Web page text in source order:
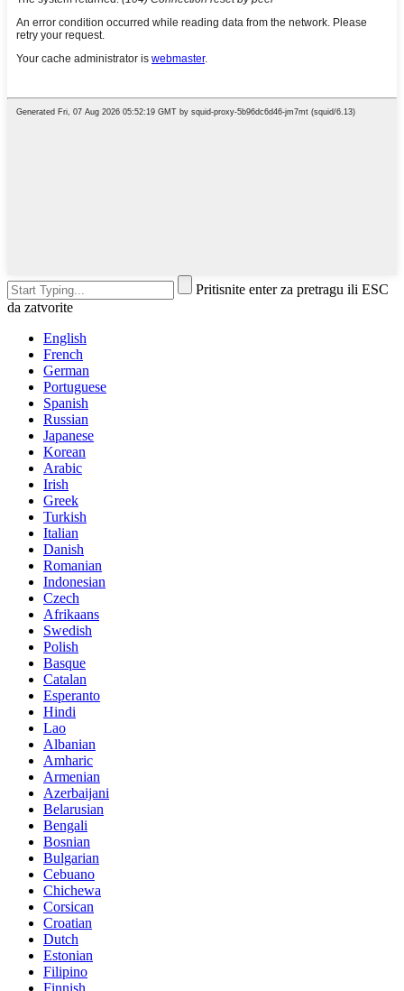
Pritisnite enter za pretragu ili ESC
da zatvorite
English
French
German
Portuguese
Spanish
Russian
Japanese
Korean
Arabic
Irish
Greek
Turkish
Italian
Danish
Romanian
Indonesian
Czech
Afrikaans
Swedish
Polish
Basque
Catalan
Esperanto
Hindi
Lao
Albanian
Amharic
Armenian
Azerbaijani
Belarusian
Bengali
Bosnian
Bulgarian
Cebuano
Chichewa
Corsican
Croatian
Dutch
Estonian
Filipino